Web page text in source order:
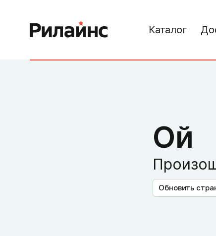
Каталог
Ой
Обновить